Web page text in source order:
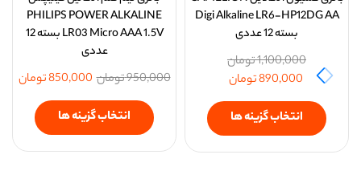
Digi Alkaline LR6-HP12DG AA
بسته 12 عددی
1,100,000تومان
890,000تومان
انتخاب گزینه ها
PHILIPS POWER ALKALINE
LR03 Micro AAA 1.5V بسته 12
عددی
950,000تومان 850,000تومان
انتخاب گزینه ها